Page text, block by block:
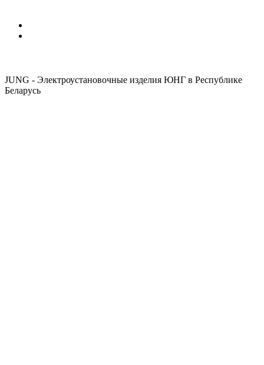
JUNG - Электроустановочные изделия ЮНГ в Республике
Беларусь